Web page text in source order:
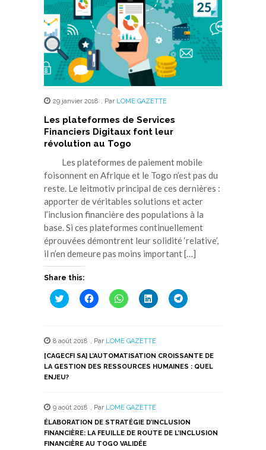
29 janvier 2018 , Par LOME GAZETTE
Les plateformes de Services
Financiers Digitaux font leur
révolution au Togo
Les plateformes de paiement mobile
foisonnent en Afrique et le Togo n’est pas du
reste. Le leitmotiv principal de ces dernières :
apporter de véritables solutions et acter
l’inclusion financière des populations à la
base. Si ces plateformes continuellement
éprouvées démontrent leur solidité ‘relative’,
il n’en demeure pas moins important […]
Share this:
Cliquez
pour
une
nouvelle
fenêtre)
Cliquez
pour
une
nouvelle
fenêtre)
Cliquez
pour
une
nouvelle
fenêtre)
Cliquez
pour
une
nouvelle
fenêtre)
Cliquez
pour
nouvelle
fenêtre)
8 août 2018 , Par LOME GAZETTE
[CAGECFI SA] L’AUTOMATISATION CROISSANTE DE
LA GESTION DES RESSOURCES HUMAINES : QUEL
ENJEU?
9 août 2018 , Par LOME GAZETTE
ÉLABORATION DE STRATÉGIE D’INCLUSION
FINANCIÈRE: LA FEUILLE DE ROUTE DE L’INCLUSION
FINANCIÈRE AU TOGO VALIDÉE